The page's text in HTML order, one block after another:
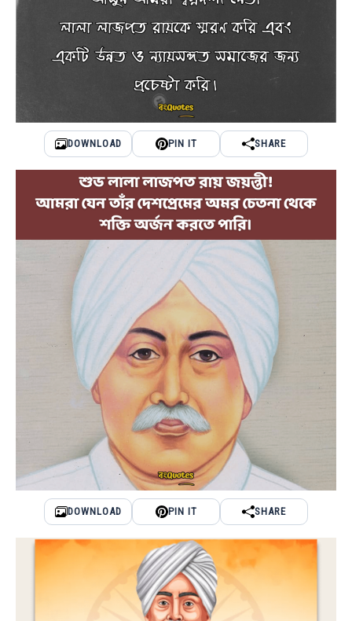
DOWNLOAD PIN IT SHARE
DOWNLOAD PIN IT SHARE